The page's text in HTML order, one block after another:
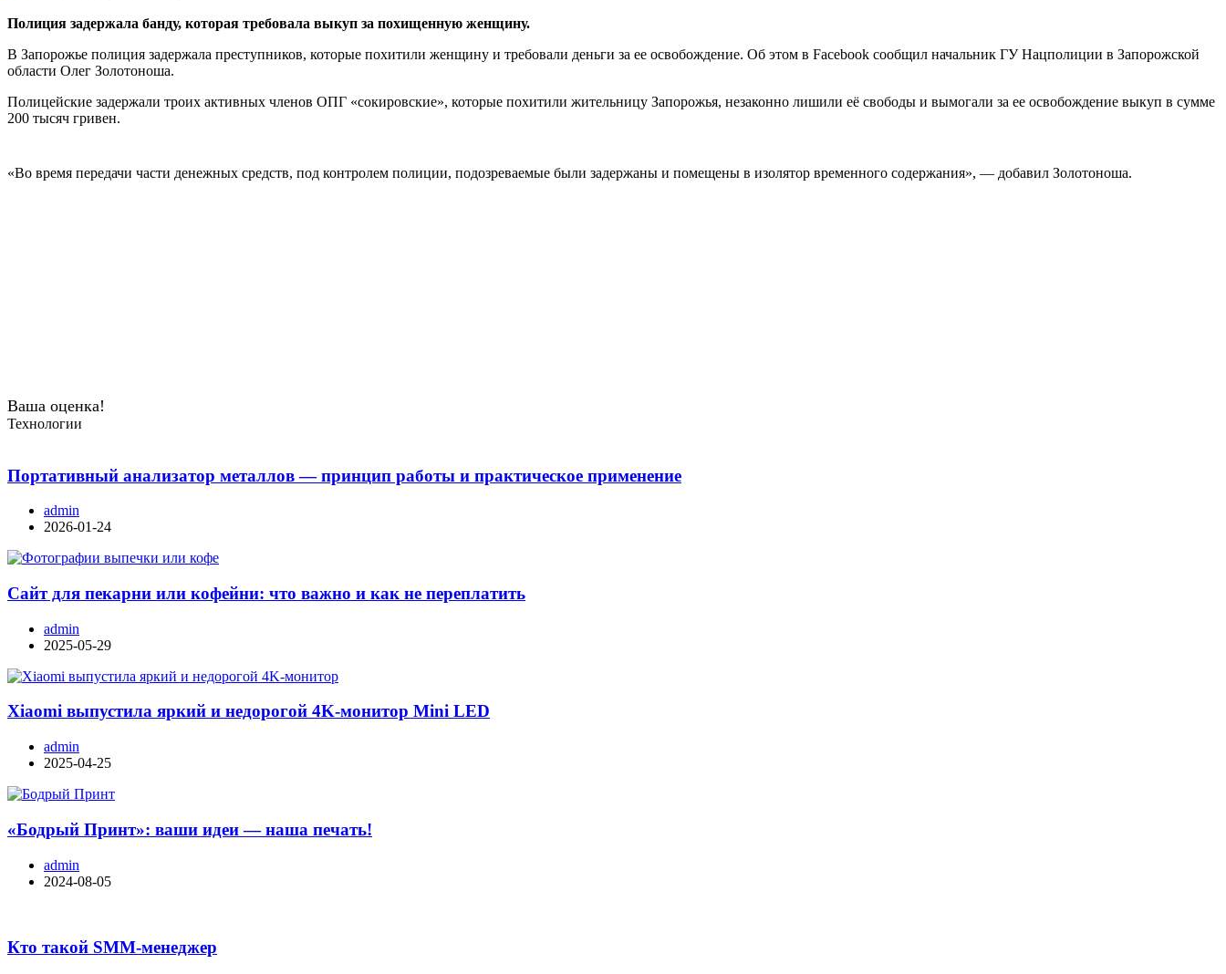
Полиция задержала банду, которая требовала выкуп за похищенную женщину.
В Запорожье полиция задержала преступников, которые похитили женщину и требовали деньги за ее освобождение. Об этом в Facebook сообщил начальник ГУ Нацполиции в Запорожской
области Олег Золотоноша.
Полицейские задержали троих активных членов ОПГ «сокировские», которые похитили жительницу Запорожья, незаконно лишили её свободы и вымогали за ее освобождение выкуп в сумме
200 тысяч гривен.
«Во время передачи части денежных средств, под контролем полиции, подозреваемые были задержаны и помещены в изолятор временного содержания», — добавил Золотоноша.
Ваша оценка!
Технологии
Портативный анализатор металлов — принцип работы и практическое применение
admin
2026-01-24
Сайт для пекарни или кофейни: что важно и как не переплатить
admin
2025-05-29
Xiaomi выпустила яркий и недорогой 4K-монитор Mini LED
admin
2025-04-25
«Бодрый Принт»: ваши идеи — наша печать!
admin
2024-08-05
Кто такой SMM-менеджер